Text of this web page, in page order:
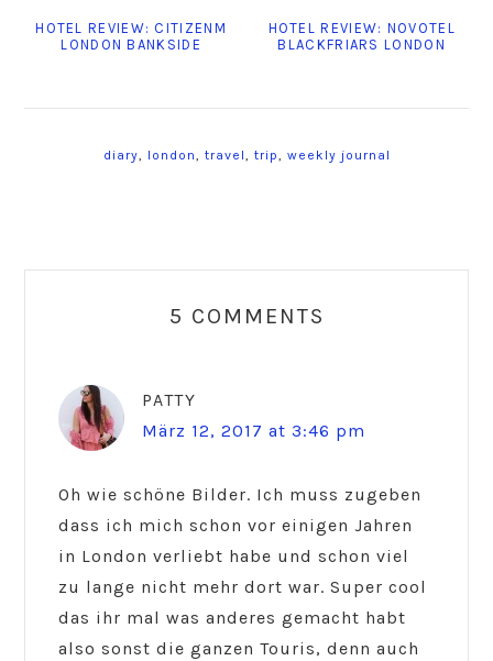
HOTEL REVIEW: CITIZENM
LONDON BANKSIDE
HOTEL REVIEW: NOVOTEL
BLACKFRIARS LONDON
diary london travel trip weekly journal
Interactions5 COMMENTS
PATTY
März 12, 2017 at 3:46 pm
Oh wie schöne Bilder. Ich muss zugeben
dass ich mich schon vor einigen Jahren
in London verliebt habe und schon viel
zu lange nicht mehr dort war. Super cool
das ihr mal was anderes gemacht habt
also sonst die ganzen Touris, denn auch